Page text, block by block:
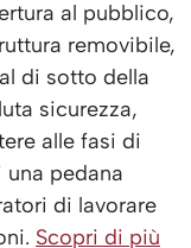
al pubblico,
removibile,
di sotto della
sicurezza,
alle fasi di
pedana
di lavorare
Scopri di più